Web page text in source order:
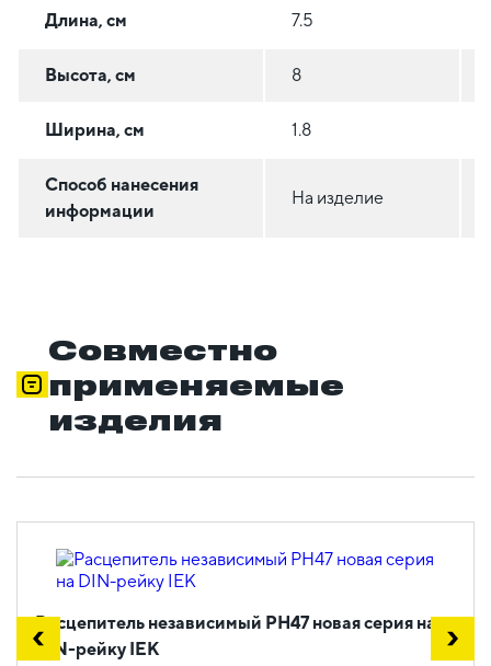
Длина, см 7.5
Высота, см 8
Ширина, см 1.8
Способ нанесения
информации
На изделие
Совместно
применяемые
изделия
Расцепитель независимый РН47 новая серия на
DIN-рейку IEK